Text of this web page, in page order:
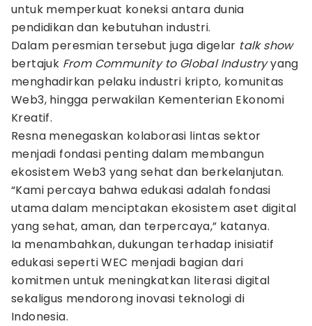
untuk memperkuat koneksi antara dunia
pendidikan dan kebutuhan industri.
Dalam peresmian tersebut juga digelar talk show
bertajuk From Community to Global Industryyang
menghadirkan pelaku industri kripto, komunitas
Web3, hingga perwakilan Kementerian Ekonomi
Kreatif.
Resna menegaskan kolaborasi lintas sektor
menjadi fondasi penting dalam membangun
ekosistem Web3 yang sehat dan berkelanjutan.
“Kami percaya bahwa edukasi adalah fondasi
utama dalam menciptakan ekosistem aset digital
yang sehat, aman, dan terpercaya,” katanya.
Ia menambahkan, dukungan terhadap inisiatif
edukasi seperti WEC menjadi bagian dari
komitmen untuk meningkatkan literasi digital
sekaligus mendorong inovasi teknologi di
Indonesia.